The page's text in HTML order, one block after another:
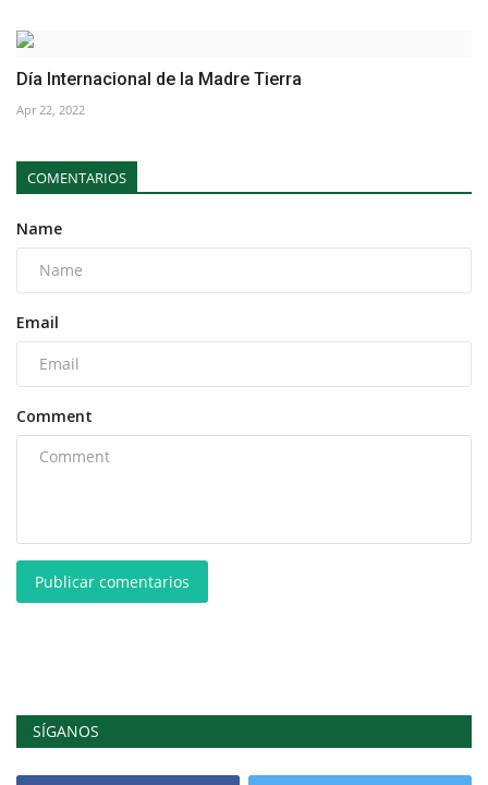
Día Internacional de la Madre Tierra
Apr 22, 2022
COMENTARIOS
Name
Email
Comment
Publicar comentarios
SÍGANOS